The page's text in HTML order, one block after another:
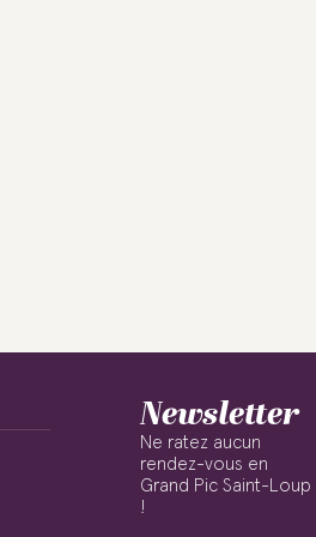
Newsletter
Ne ratez aucun
rendez-vous en
Grand Pic Saint-Loup
!